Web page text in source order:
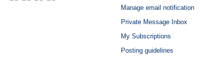
Manage email notification
Private Message Inbox
My Subscriptions
Posting guidelines